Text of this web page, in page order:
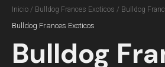
Inicio / Bulldog Frances Exoticos / Bulldog
Bulldog Frances Exoticos
Bulldog